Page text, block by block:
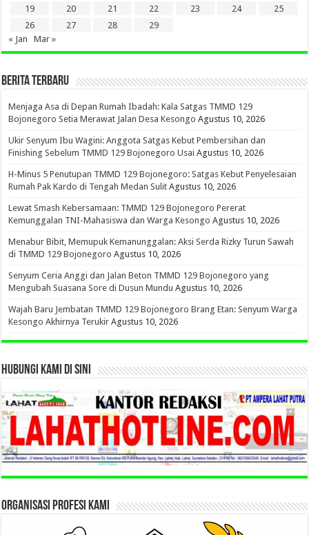
19
20 21 22 23 24
25
26
27 28
29
« Jan
Mar »
BERITA TERBARU
Menjaga Asa di Depan Rumah Ibadah: Kala Satgas TMMD 129
Bojonegoro Setia Merawat Jalan Desa Kesongo Agustus 10, 2026
Ukir Senyum Ibu Wagini: Anggota Satgas Kebut Pembersihan dan
Finishing Sebelum TMMD 129 Bojonegoro Usai Agustus 10, 2026
H-Minus 5 Penutupan TMMD 129 Bojonegoro: Satgas Kebut Penyelesaian
Rumah Pak Kardo di Tengah Medan Sulit Agustus 10, 2026
Lewat Smash Kebersamaan: TMMD 129 Bojonegoro Pererat
Kemunggalan TNI-Mahasiswa dan Warga Kesongo Agustus 10, 2026
Menabur Bibit, Memupuk Kemanunggalan: Aksi Serda Rizky Turun Sawah
di TMMD 129 Bojonegoro Agustus 10, 2026
Senyum Ceria Anggi dan Jalan Beton TMMD 129 Bojonegoro yang
Mengubah Suasana Sore di Dusun Mundu Agustus 10, 2026
Wajah Baru Jembatan TMMD 129 Bojonegoro Brang Etan: Senyum Warga
Kesongo Akhirnya Terukir Agustus 10, 2026
HUBUNGI KAMI DI SINI
ORGANISASI PROFESI KAMI